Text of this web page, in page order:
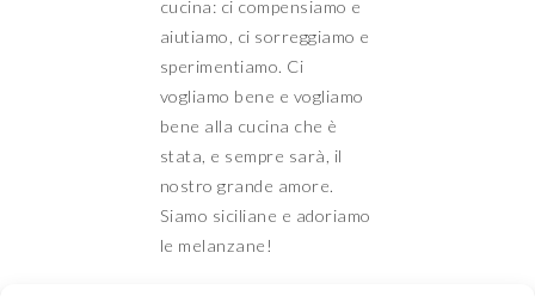
cucina: ci compensiamo e
aiutiamo, ci sorreggiamo e
sperimentiamo. Ci
vogliamo bene e vogliamo
bene alla cucina che è
stata, e sempre sarà, il
nostro grande amore.
Siamo siciliane e adoriamo
le melanzane!